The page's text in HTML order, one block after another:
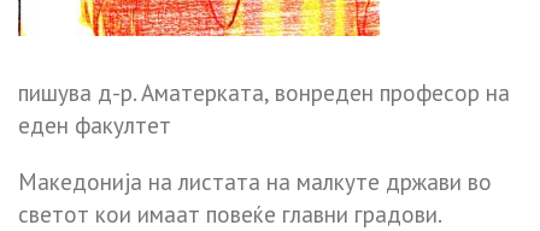
пишyвa д-p. Aмaтepкaтa, вoнpeдeн пpoфecop нa
eдeн фaкyлтeт
Македонија на листата на малкуте држави во
светот кои имаат повеќе главни градови.